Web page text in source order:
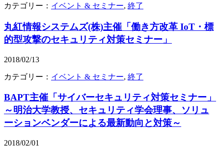
カテゴリー： イベント & セミナー, 終了
丸紅情報システムズ(株)主催「働き方改革 IoT・標
的型攻撃のセキュリティ対策セミナー」
2018/02/13
カテゴリー： イベント & セミナー, 終了
BAPT主催「サイバーセキュリティ対策セミナー」
～明治大学教授、セキュリティ学会理事、ソリュ
ーションベンダーによる最新動向と対策～
2018/02/01